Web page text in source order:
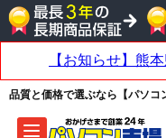
品質と価格で選ぶなら【パソコ